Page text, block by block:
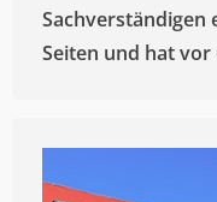
Sachverständigen
Seiten und hat